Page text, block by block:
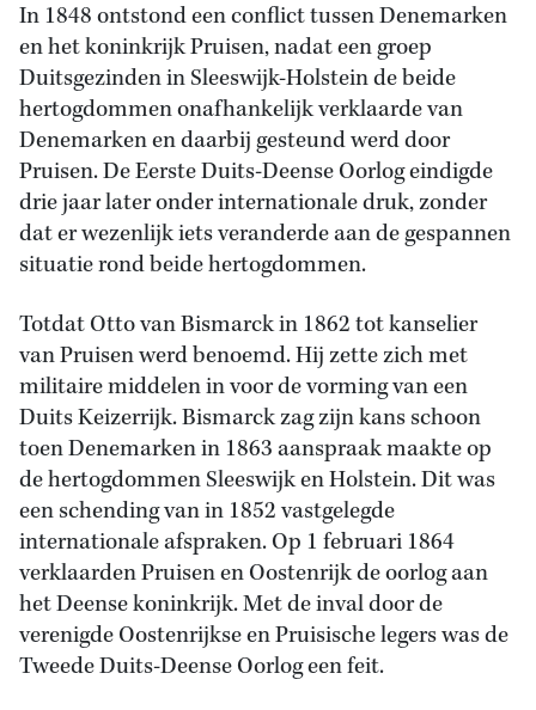
In 1848 ontstond een conflict tussen Denemarken
en het koninkrijk Pruisen, nadat een groep
Duitsgezinden in Sleeswijk-Holstein de beide
hertogdommen onafhankelijk verklaarde van
Denemarken en daarbij gesteund werd door
Pruisen. De Eerste Duits-Deense Oorlog eindigde
drie jaar later onder internationale druk, zonder
dat er wezenlijk iets veranderde aan de gespannen
situatie rond beide hertogdommen.
Totdat Otto van Bismarck in 1862 tot kanselier
van Pruisen werd benoemd. Hij zette zich met
militaire middelen in voor de vorming van een
Duits Keizerrijk. Bismarck zag zijn kans schoon
toen Denemarken in 1863 aanspraak maakte op
de hertogdommen Sleeswijk en Holstein. Dit was
een schending van in 1852 vastgelegde
internationale afspraken. Op 1 februari 1864
verklaarden Pruisen en Oostenrijk de oorlog aan
het Deense koninkrijk. Met de inval door de
verenigde Oostenrijkse en Pruisische legers was de
Tweede Duits-Deense Oorlog een feit.